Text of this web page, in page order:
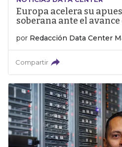
Europa acelera su
soberana ante el
por Redacción Data Center
Compartir